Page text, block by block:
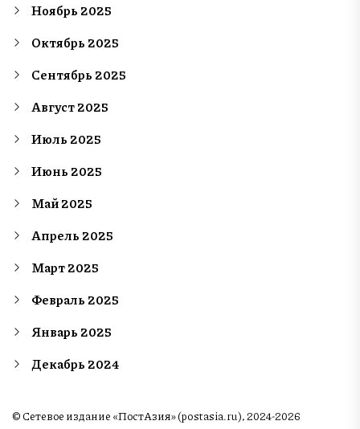
Ноябрь 2025
Октябрь 2025
Сентябрь 2025
Август 2025
Июль 2025
Июнь 2025
Май 2025
Апрель 2025
Март 2025
Февраль 2025
Январь 2025
Декабрь 2024
© Сетевое издание «ПостАзия» (postasia.ru), 2024-2026